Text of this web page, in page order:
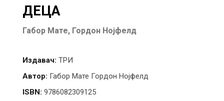
ДЕЦА
Габор Мате, Гордон Нојфелд
Издавач: ТРИ
Автор: Габор Мате Гордон Нојфелд
ISBN: 9786082309125